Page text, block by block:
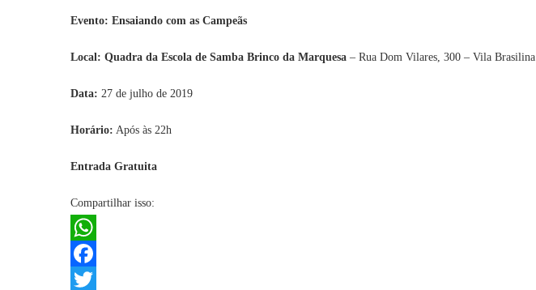
Evento: Ensaiando com as Campeãs
Local: Quadra da Escola de Samba Brinco da Marquesa – Rua Dom Vilares, 300 – Vila Brasilina
Data: 27 de julho de 2019
Horário: Após às 22h
Entrada Gratuita
Compartilhar isso:
WhatsApp
Facebook